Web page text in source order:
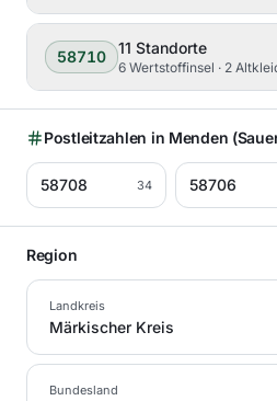
58710 11 Standorte
6 Wertstoffinsel · 2
Postleitzahlen in Menden
58708 34 58706
Region
Landkreis
Märkischer Kreis
Bundesland